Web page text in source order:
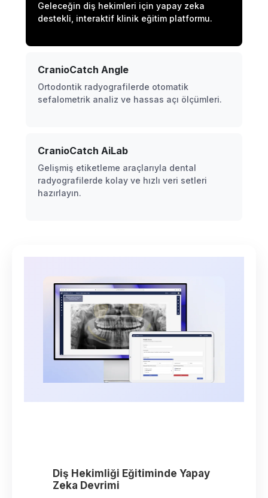
Geleceğin diş hekimleri için yapay zeka
destekli, interaktif klinik eğitim platformu.
CranioCatch Angle
Ortodontik radyografilerde otomatik
sefalometrik analiz ve hassas açı ölçümleri.
CranioCatch AiLab
Gelişmiş etiketleme araçlarıyla dental
radyografilerde kolay ve hızlı veri setleri
hazırlayın.
Ortodontide Kusursuz Açı: Yapay